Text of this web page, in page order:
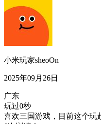
小米玩家sheoOn
2025年09月26日
广东
玩过0秒
喜欢三国游戏，目前这个玩